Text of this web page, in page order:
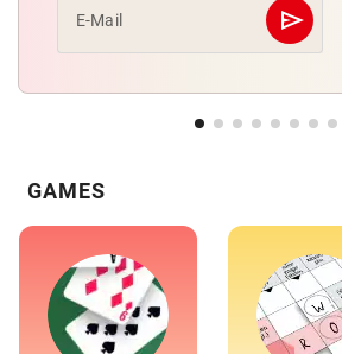
E-Mail send
GAMES